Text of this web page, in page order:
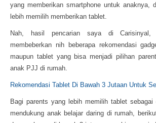
yang memberikan smartphone untuk anaknya,
lebih memilih memberikan tablet.
Nah, hasil pencarian saya di
membeberkan nih beberapa rekomendasi
maupun tablet yang bisa menjadi pilihan
anak PJJ di rumah.
Rekomendasi Tablet Di Bawah 3 Jutaan Untuk
Bagi parents yang lebih memilih tablet sebagai
mendukung anak belajar daring di rumah,